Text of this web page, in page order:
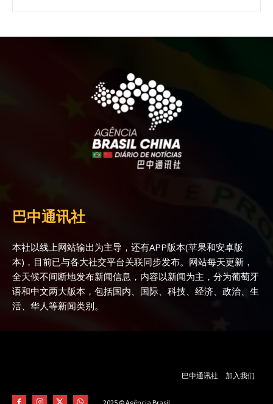
巴中通讯社
本社以线上网站输出为主导，还有APP版本(苹果和安卓版
本)，目前已与各大社交平台关联同步发布。网站每天更新，
全天候不间断地发布新闻信息，内容以新闻为主，分为葡萄牙
语和中文两大版本，包括国内、国际、科技、经济、政治、生
活、华人等新闻类别。
巴中通讯社 加入我们